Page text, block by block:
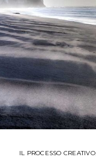
IL PROCESSO CREATIVO